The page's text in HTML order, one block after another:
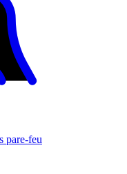
pare-feu